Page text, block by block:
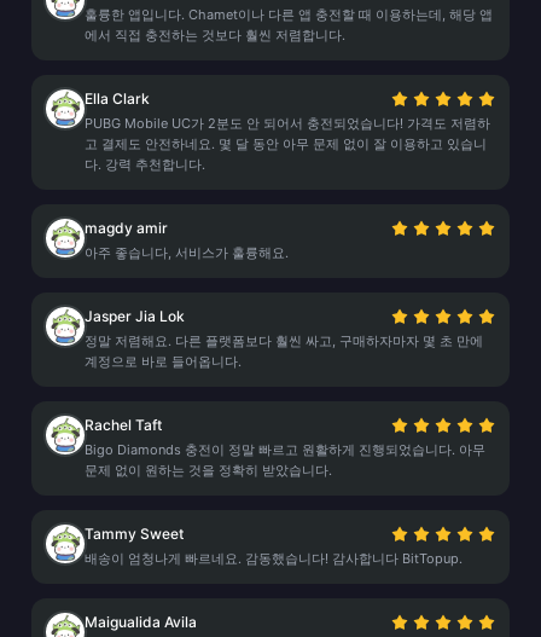
훌륭한 앱입니다. Chamet이나 다른 앱 충전할 때 이용하는데, 해당 앱
에서 직접 충전하는 것보다 훨씬 저렴합니다.
Ella Clark
PUBG Mobile UC가 2분도 안 되어서 충전되었습니다! 가격도 저렴하
고 결제도 안전하네요. 몇 달 동안 아무 문제 없이 잘 이용하고 있습니
다. 강력 추천합니다.
magdy amir
아주 좋습니다, 서비스가 훌륭해요.
Jasper Jia Lok
정말 저렴해요. 다른 플랫폼보다 훨씬 싸고, 구매하자마자 몇 초 만에
계정으로 바로 들어옵니다.
Rachel Taft
Bigo Diamonds 충전이 정말 빠르고 원활하게 진행되었습니다. 아무
문제 없이 원하는 것을 정확히 받았습니다.
Tammy Sweet
배송이 엄청나게 빠르네요. 감동했습니다! 감사합니다 BitTopup.
Maigualida Avila